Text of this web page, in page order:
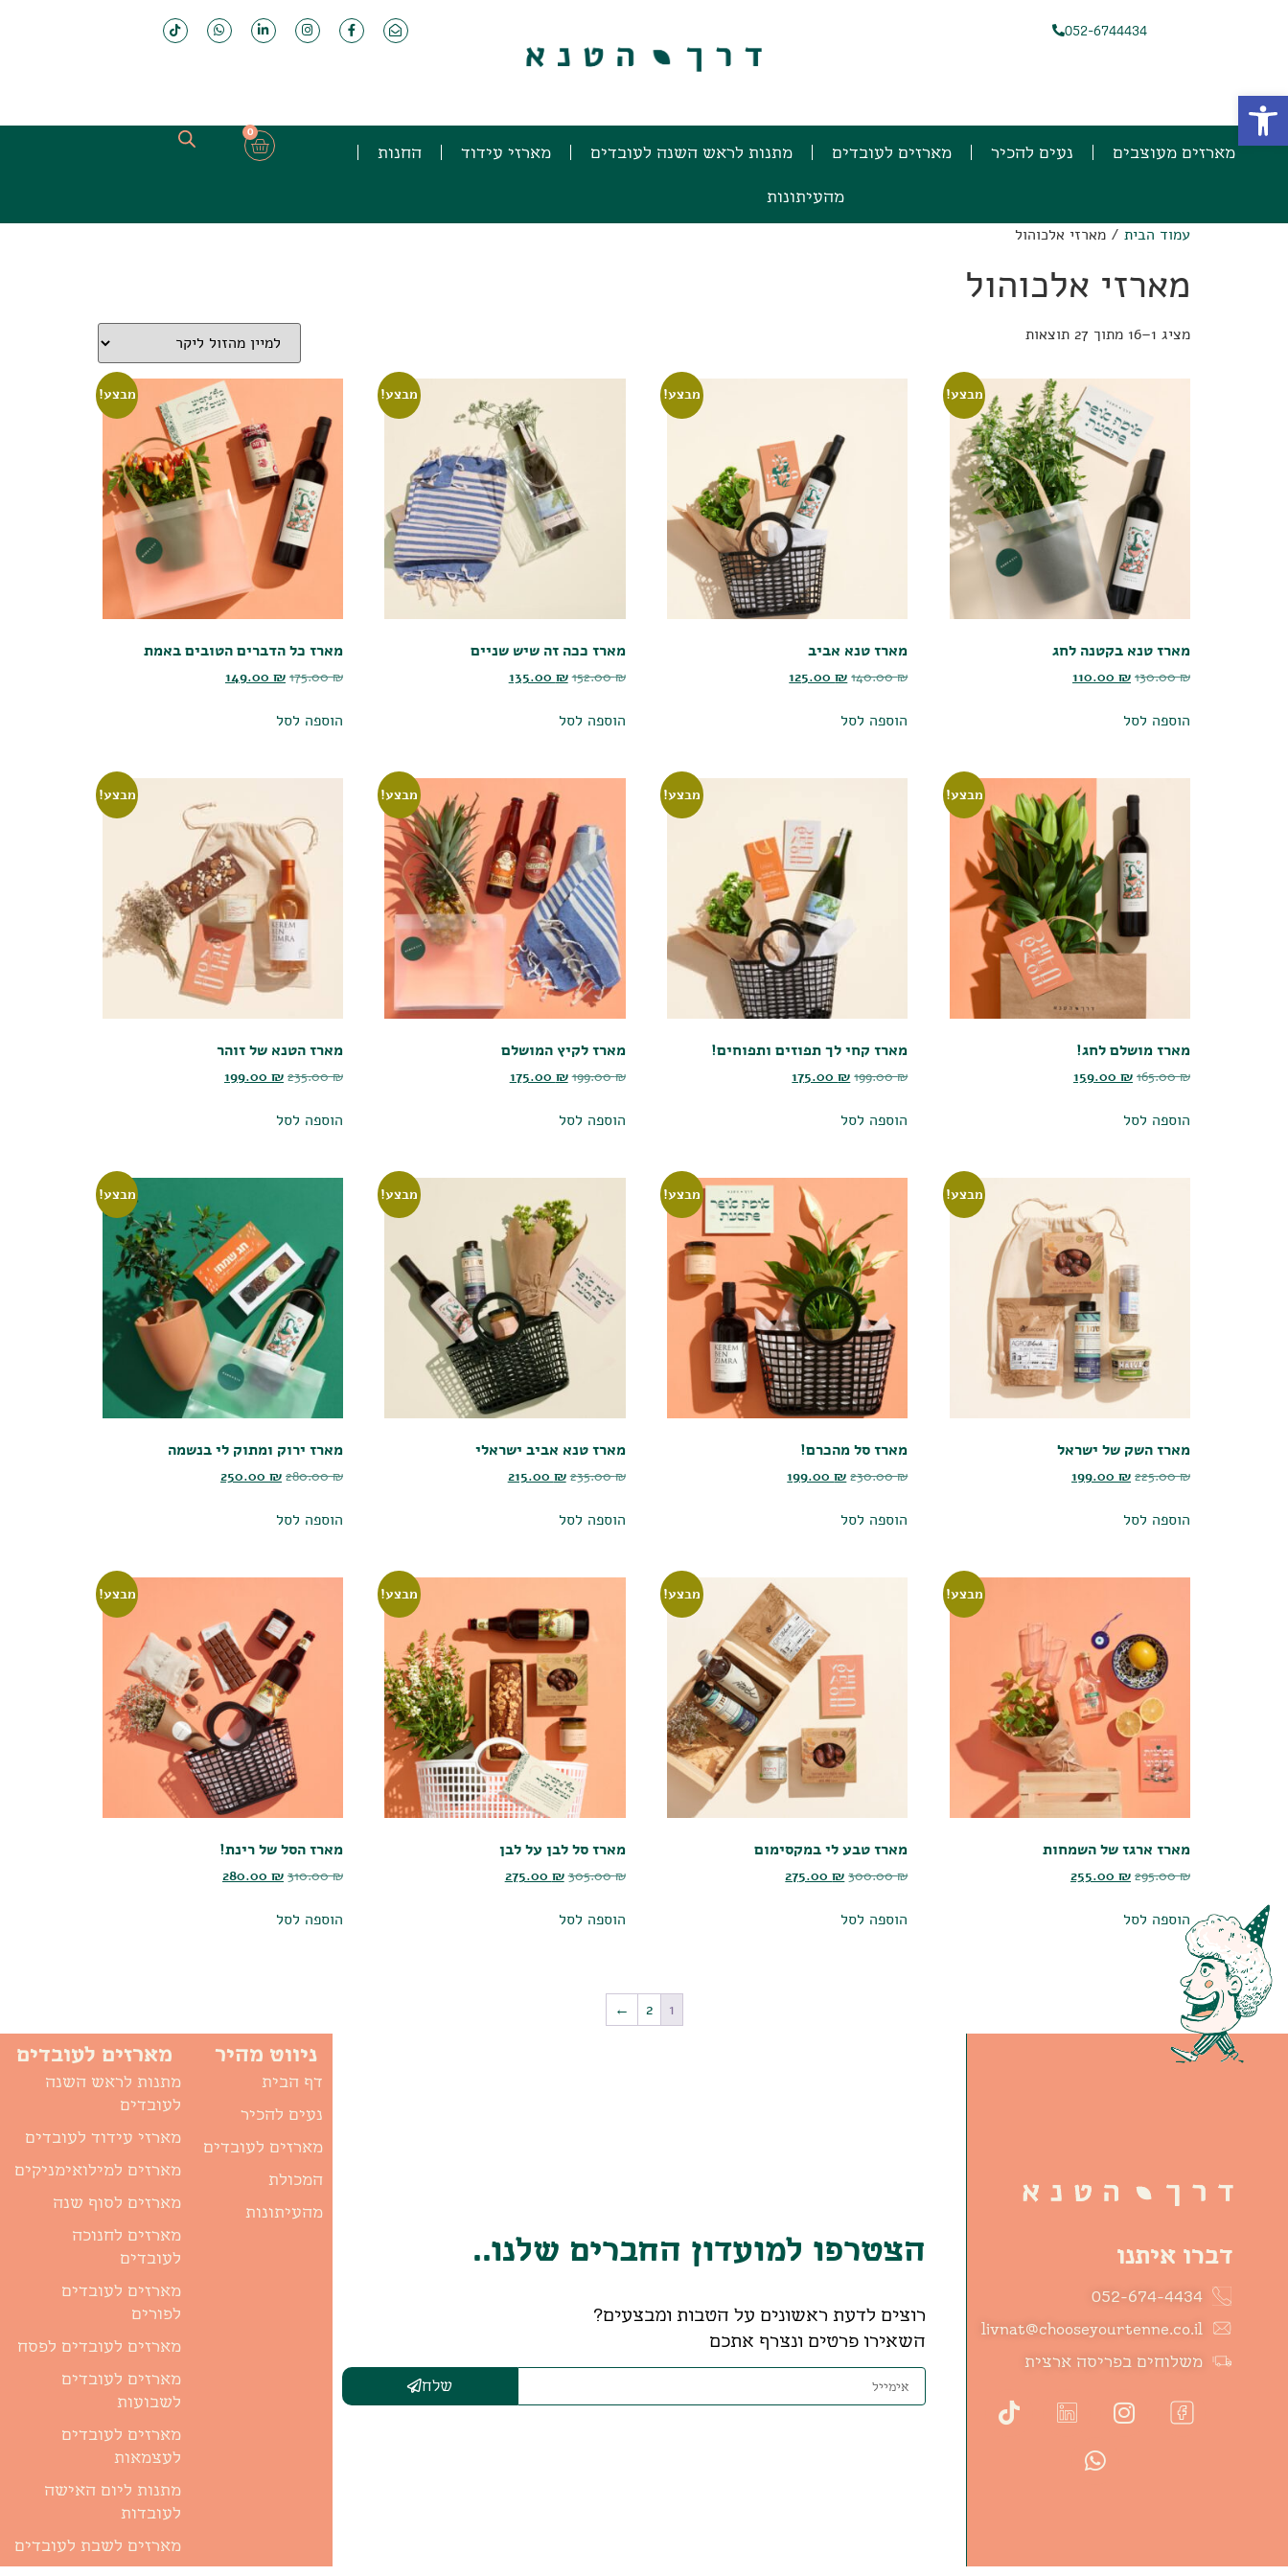
052-6744434
מארזים מעוצבים נעים להכיר מארזים לעובדים מתנות לראש השנה לעובדים מארזי עידוד החנות
מהעיתונות
0
עמוד הבית / מארזי אלכוהול
מארזי אלכוהול
מציג 1–16 מתוך 27 תוצאות
מבצע!
מארז טנא בקטנה לחג
130.00₪
110.00 ₪
הוספה לסל
מבצע!
מארז טנא אביב
140.00₪
125.00₪
הוספה לסל
מבצע!
מארז ככה זה שיש שניים
152.00₪
135.00 ₪
הוספה לסל
מבצע!
מארז כל הדברים הטובים באמת
175.00₪
149.00 ₪
הוספה לסל
מבצע!
מארז מושלם לחג!
165.00₪
159.00 ₪
הוספה לסל
מבצע!
מארז קחי לך תפוזים ותפוחים!
199.00₪
175.00₪
הוספה לסל
מבצע!
מארז לקיץ המושלם
199.00₪
175.00 ₪
הוספה לסל
מבצע!
מארז הטנא של זוהר
235.00₪
199.00 ₪
הוספה לסל
מבצע!
מארז השק של ישראל
225.00₪
199.00 ₪
הוספה לסל
מבצע!
מארז סל מהכרם!
230.00₪
199.00₪
הוספה לסל
מבצע!
מארז טנא אביב ישראלי
235.00₪
215.00 ₪
הוספה לסל
מבצע!
מארז ירוק ומתוק לי בנשמה
280.00₪
250.00 ₪
הוספה לסל
מבצע!
מארז ארגז של השמחות
295.00₪
255.00 ₪
הוספה לסל
מבצע!
מארז טבע לי במקסימום
300.00₪
275.00₪
הוספה לסל
מבצע!
מארז סל לבן על לבן
305.00₪
275.00 ₪
הוספה לסל
מבצע!
מארז הסל של רינת!
310.00₪
280.00 ₪
הוספה לסל
1
2
←
דברו איתנו
052-674-4434
livnat@chooseyourtenne.co.il
משלוחים בפריסה ארצית
הצטרפו למועדון החברים שלנו..
רוצים לדעת ראשונים על הטבות ומבצעים?
השאירו פרטים ונצרף אתכם
שלח
ניווט מהיר
דף הבית
נעים להכיר
מארזים לעובדים
המכולת
מהעיתונות
מארזים לעובדים
מתנות לראש השנה
לעובדים
מארזי עידוד לעובדים
מארזים למילואימניקים
מארזים לסוף שנה
מארזים לחנוכה
לעובדים
מארזים לעובדים
לפורים
מארזים לעובדים לפסח
מארזים לעובדים
לשבועות
מארזים לעובדים
לעצמאות
מתנות ליום האישה
לעובדות
מארזים לשבת לעובדים
פתח סרגל נגישות